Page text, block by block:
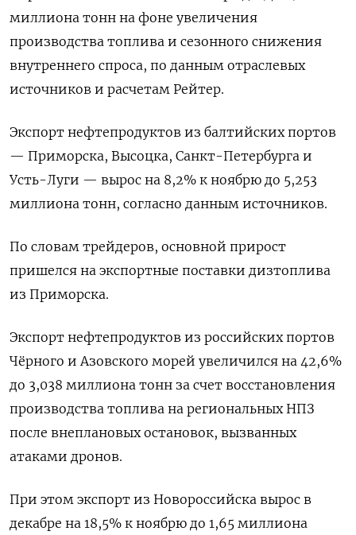
миллиона тонн на фоне увеличения
производства топлива и сезонного снижения
внутреннего спроса, по данным отраслевых
источников и расчетам Рейтер.
Экспорт нефтепродуктов из балтийских ⁠портов
— Приморска, Высоцка, Санкт-Петербурга ​и
Усть-Луги — вырос на ⁠8,2% к ноябрю до 5,253
миллиона тонн, согласно данным источников.
По ⁠словам трейдеров, основной прирост
пришелся на экспортные поставки дизтоплива
из Приморска.
Экспорт нефтепродуктов ‌из российских портов
Чёрного и Азовского морей увеличился на 42,‍6%
до 3,038 миллиона тонн за счет восстановления
производства ‌топлива на региональных НПЗ
после внеплановых остановок, вызванных
атаками дронов.
При ​этом экспорт из Новороссийска вырос в
декабре на 18,5% к ноябрю до 1,65 миллиона